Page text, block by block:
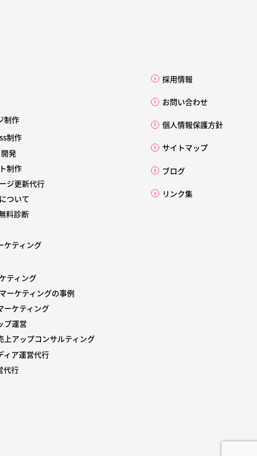
制作
制作
発
制作
ジ更新代行
ついて
料診断
ケティング
ティング
ーケティングの事例
ーケティング
プ運営
上アップコンサルティング
ィア運営代行
代行
採用情報
お問い合わせ
個人情報保護方針
サイトマップ
ブログ
リンク集